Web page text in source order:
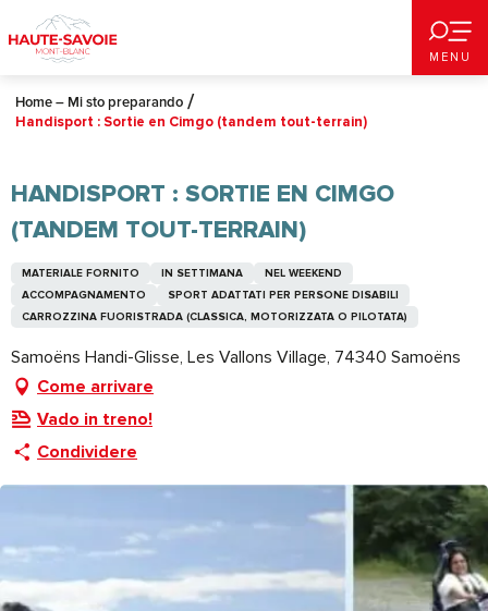
au
contenu
principal
MENU
Home – Mi sto preparando
Handisport : Sortie en Cimgo (tandem tout-terrain)
HANDISPORT : SORTIE EN CIMGO
(TANDEM TOUT-TERRAIN)
MATERIALE FORNITO IN SETTIMANA
NEL WEEKEND
ACCOMPAGNAMENTO
SPORT ADATTATI PER PERSONE DISABILI
CARROZZINA FUORISTRADA (CLASSICA, MOTORIZZATA O PILOTATA)
Samoëns Handi-Glisse, Les Vallons Village, 74340 Samoëns
Come arrivare
Vado in treno!
Condividere